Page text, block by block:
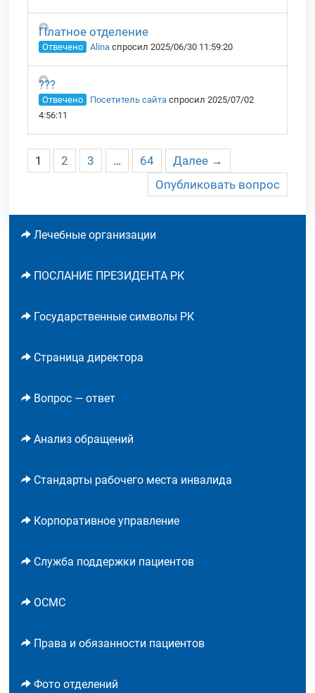
Платное отделение
Отвечено Alina спросил 2025/06/30 11:59:20
???
Отвечено Посетитель сайта спросил 2025/07/02
4:56:11
1 2 3 … 64
Далее →
Опубликовать вопрос
Лечебные организации
ПОСЛАНИЕ ПРЕЗИДЕНТА РК
Государственные символы РК
Страница директора
Вопрос — ответ
Анализ обращений
Стандарты рабочего места инвалида
Корпоративное управление
Служба поддержки пациентов
ОСМС
Права и обязанности пациентов
Фото отделений